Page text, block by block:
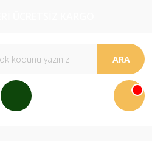
ARA